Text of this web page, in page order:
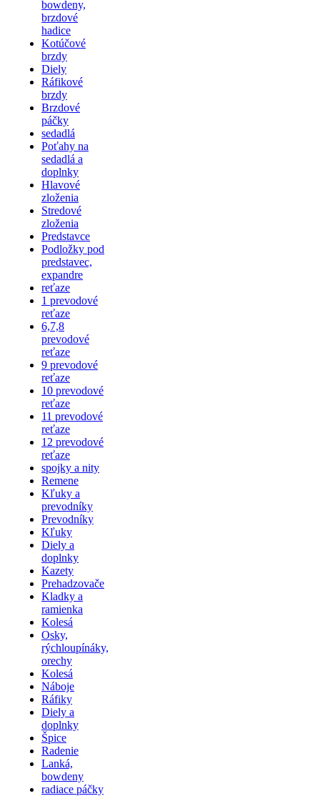
bowdeny,
brzdové
hadice
Kotúčové
brzdy
Diely
Ráfikové
brzdy
Brzdové
páčky
sedadlá
Poťahy na
sedadlá a
doplnky
Hlavové
zloženia
Stredové
zloženia
Predstavce
Podložky pod
predstavec,
expandre
reťaze
1 prevodové
reťaze
6,7,8
prevodové
reťaze
9 prevodové
reťaze
10 prevodové
reťaze
11 prevodové
reťaze
12 prevodové
reťaze
spojky a nity
Remene
Kľuky a
prevodníky
Prevodníky
Kľuky
Diely a
doplnky
Kazety
Prehadzovače
Kladky a
ramienka
Kolesá
Osky,
rýchloupínáky,
orechy
Kolesá
Náboje
Ráfiky
Diely a
doplnky
Špice
Radenie
Lanká,
bowdeny
radiace páčky